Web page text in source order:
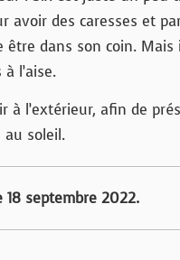
avoir des caresses et
être dans son coin.
l’aise.
à l’extérieur, afin de
au soleil.
septembre 2022.